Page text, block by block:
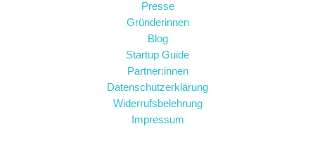
Presse
Gründerinnen
Blog
Startup Guide
Partner:innen
Datenschutzerklärung
Widerrufsbelehrung
Impressum